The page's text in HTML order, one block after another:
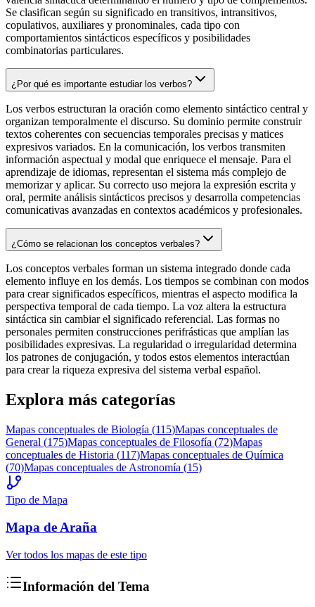
Se clasifican según su significado en transitivos, intransitivos,
copulativos, auxiliares y pronominales, cada tipo con
comportamientos sintácticos específicos y posibilidades
combinatorias particulares.
¿Por qué es importante estudiar los verbos?
Los verbos estructuran la oración como elemento sintáctico central y
organizan temporalmente el discurso. Su dominio permite construir
textos coherentes con secuencias temporales precisas y matices
expresivos variados. En la comunicación, los verbos transmiten
información aspectual y modal que enriquece el mensaje. Para el
aprendizaje de idiomas, representan el sistema más complejo de
memorizar y aplicar. Su correcto uso mejora la expresión escrita y
oral, permite análisis sintácticos precisos y desarrolla competencias
comunicativas avanzadas en contextos académicos y profesionales.
¿Cómo se relacionan los conceptos verbales?
Los conceptos verbales forman un sistema integrado donde cada
elemento influye en los demás. Los tiempos se combinan con modos
para crear significados específicos, mientras el aspecto modifica la
perspectiva temporal de cada tiempo. La voz altera la estructura
sintáctica sin cambiar el significado referencial. Las formas no
personales permiten construcciones perifrásticas que amplían las
posibilidades expresivas. La regularidad o irregularidad determina
los patrones de conjugación, y todos estos elementos interactúan
para crear la riqueza expresiva del sistema verbal español.
Explora más categorías
Mapas conceptuales de Biología (115)Mapas conceptuales de
General (175)Mapas conceptuales de Filosofía (72)Mapas
conceptuales de Historia (117)Mapas conceptuales de Química
(70)Mapas conceptuales de Astronomía (15)
Tipo de Mapa
Mapa de Araña
Ver todos los mapas de este tipo
Información del Tema